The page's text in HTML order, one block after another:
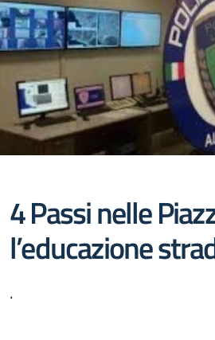
4 Passi nelle
l’educazione
.